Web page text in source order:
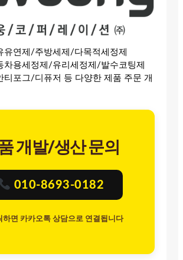
유연제/주방세제/다목적세정제
차용세정제/유리세정제/발수코팅제
티포그/디퓨저 등 다양한 제품 주문 개
개발/생산 문의
010-8693-0182
하면 카카오톡 상담으로 연결됩니다